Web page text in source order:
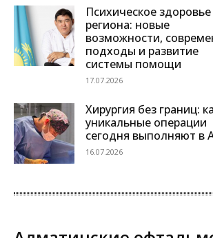
Психическое здоровье
региона: новые
возможности,
подходы и развитие
системы помощи
17.07.2026
Хирургия без границ:
уникальные операции
сегодня выполняют в
16.07.2026